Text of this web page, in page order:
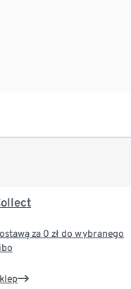
za 0 zł do wybranego